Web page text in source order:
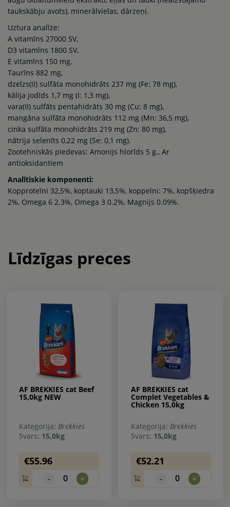
taukskābju avots), minerālvielas, dārzeņi.
Uztura analīze:
A vitamīns 27000 SV,
D3 vitamīns 1800 SV,
E vitamīns 150 mg,
Taurīns 882 mg,
dzelzs(II) sulfāta monohidrāts 237 mg (Fe: 78 mg),
kālija jodīds 1,7 mg (I: 1,3 mg),
vara(II) sulfāts pentahidrāts 30 mg (Cu: 8 mg),
mangāna sulfāta monohidrāts 112 mg (Mn: 36,5 mg),
cinka sulfāta monohidrāts 219 mg (Zn: 80 mg),
nātrija selenīts 0,22 mg (Se: 0,1 mg).
Zootehniskās piedevas: Amonijs hlorīds 5 g., Ar
antioksidantiem
Analītiskie komponenti:
Kopproteīni 32,5%, koptauki 13,5%, koppelni: 7%, kopšķiedra
2%, Omega 6 2.3%, Omega 3 0.2%, Magnijs 0.09%.
Līdzīgas preces
AF BREKKIES cat Beef
15,0kg NEW
Kategorija: Brekkies
Svars: 15,0kg
€55.96
- 0 +
AF BREKKIES cat
Complet Vegetables &
Chicken 15,0kg
Kategorija: Brekkies
Svars: 15,0kg
€52.21
- 0 +